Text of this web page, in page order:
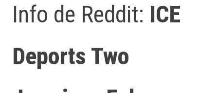
Info de Reddit: ICE
Deports Two